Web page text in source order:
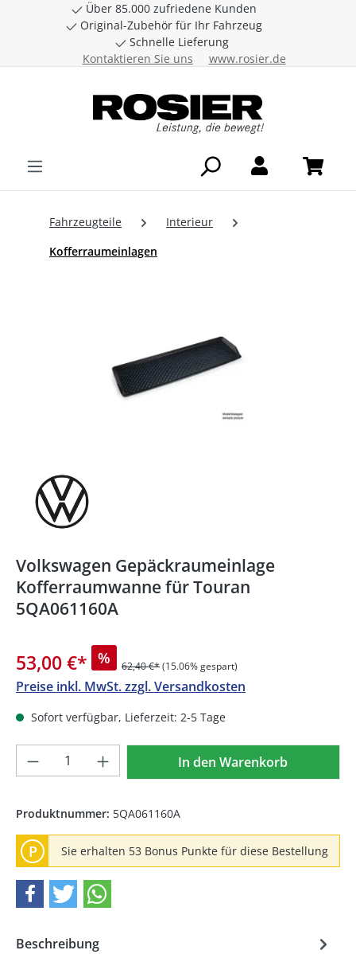
Zum Hauptinhalt springen
Über 85.000 zufriedene Kunden
Original-Zubehör für Ihr Fahrzeug
Schnelle Lieferung
Kontaktieren Sie uns
www.rosier.de
Fahrzeugteile
Interieur
Kofferraumeinlagen
Volkswagen Gepäckraumeinlage
Kofferraumwanne für Touran
5QA061160A
53,00 €* % 62,40 €*(15.06% gespart)
Preise inkl. MwSt. zzgl. Versandkosten
Sofort verfügbar, Lieferzeit: 2-5 Tage
Produkt Anzahl: Gib denIn den Warenkorb
Produktnummer: 5QA061160A
P Sie erhalten 53 Bonus Punkte für diese Bestellung
Beschreibung